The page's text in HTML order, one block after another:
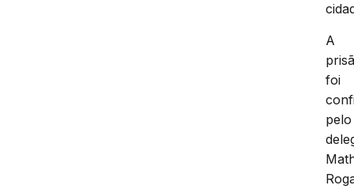
A
foi
pelo